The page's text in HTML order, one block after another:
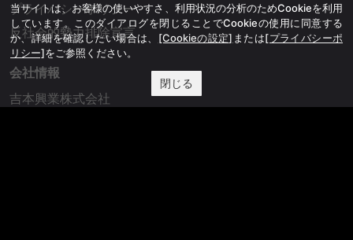
プライバシーポリシー
反社会的勢力排除宣言
会社情報
吉本興業株式会社
当サイトは、お客様の使いやすさ、利用状況の分析のためCookieを利用
しています。このダイアログを閉じることでCookieの使用に同意する
か、詳細を確認したい場合は、 [Cookieの設定] または[プライバシーポ
リシー]をご参照ください。
閉じる